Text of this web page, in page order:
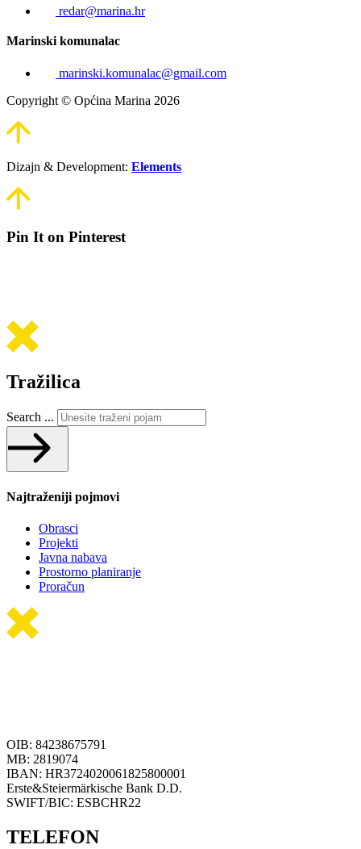
redar@marina.hr
Marinski komunalac
marinski.komunalac@gmail.com
Copyright © Općina Marina 2026
Dizajn & Development: Elements
Pin It on Pinterest
Tražilica
Search ...
Najtraženiji pojmovi
Obrasci
Projekti
Javna nabava
Prostorno planiranje
Proračun
OIB: 84238675791
MB: 2819074
IBAN: HR3724020061825800001
Erste&Steiermärkische Bank D.D.
SWIFT/BIC: ESBCHR22
TELEFON